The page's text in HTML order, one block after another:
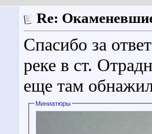
Re:
Спасибо за
реке в ст.
еще там
Миниатюры